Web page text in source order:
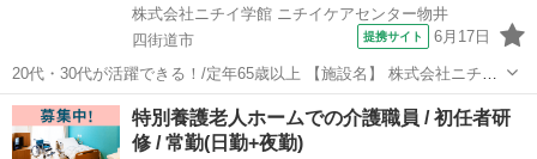
株式会社ニチイ学館 ニチイケアセンター物井
四街道市
提携サイト 6月17日
20代・30代が活躍できる！/定年65歳以上 【施設名】 株式会社ニチイ
学館 ニチイケアセンター物井 【勤務地】 千葉県 四街道市 【アクセ
ス】 物井駅から徒歩7分 物井駅/佐倉駅/四街道駅 【雇用形態】常勤
(日勤の...
千葉 四街道市 介護福祉士
特別養護老人ホームでの介護職員 / 初任者研
修 / 常勤(日勤+夜勤)